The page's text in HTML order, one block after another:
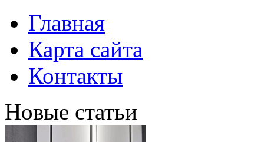
Главная
Карта сайта
Контакты
Новые статьи